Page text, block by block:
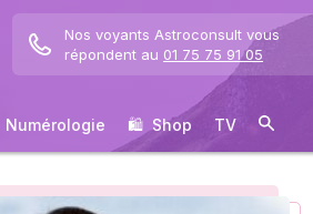
Nos voyants Astroconsult vous
répondent au 01 75 75 91 05
Numérologie 🛍 ️ Shop TV